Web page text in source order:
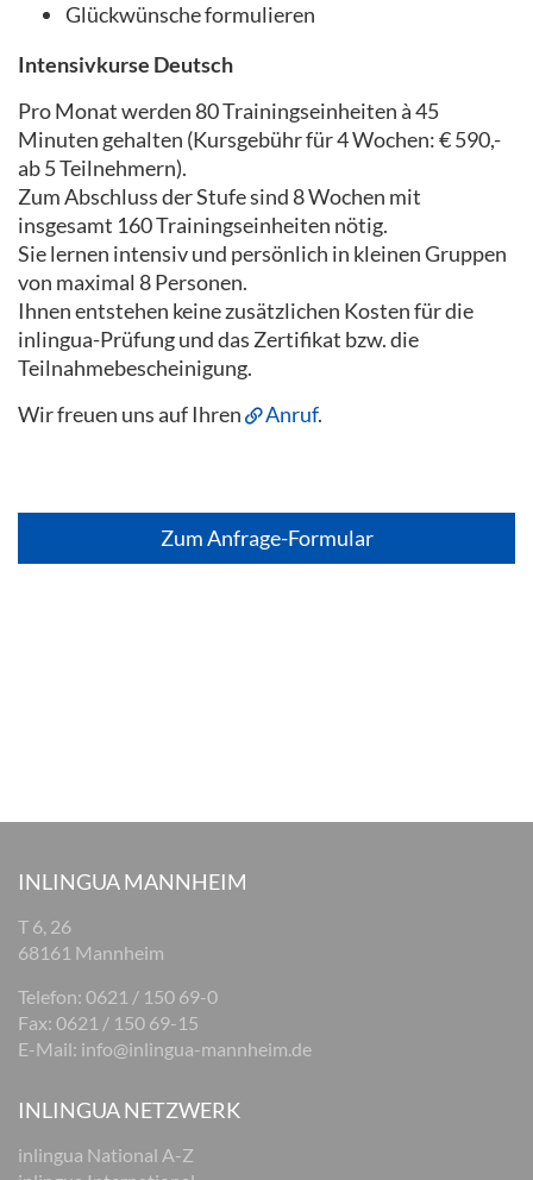
Glückwünsche formulieren
Intensivkurse Deutsch
Pro Monat werden 80 Trainingseinheiten à 45
Minuten gehalten (Kursgebühr für 4 Wochen: € 590,-
ab 5 Teilnehmern).
Zum Abschluss der Stufe sind 8 Wochen mit
insgesamt 160 Trainingseinheiten nötig.
Sie lernen intensiv und persönlich in kleinen Gruppen
von maximal 8 Personen.
Ihnen entstehen keine zusätzlichen Kosten für die
inlingua-Prüfung und das Zertifikat bzw. die
Teilnahmebescheinigung.
Wir freuen uns auf Ihren
Anruf.
Zum Anfrage-Formular
INLINGUA MANNHEIM
T 6, 26
68161 Mannheim
Telefon: 0621 / 150 69-0
Fax: 0621 / 150 69-15
E-Mail: info@inlingua-mannheim.de
INLINGUA NETZWERK
inlingua National A-Z